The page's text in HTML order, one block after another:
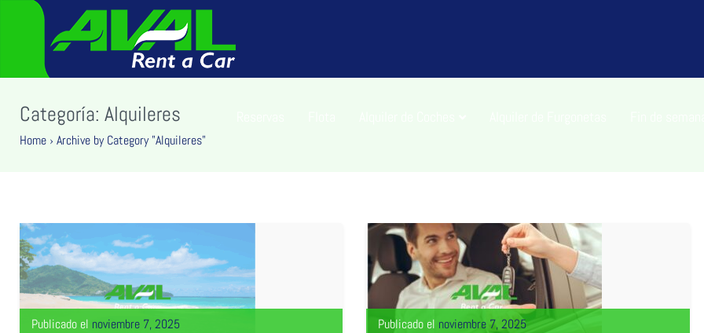
Categoría: Alquileres
Home › Archive by Category "Alquileres"
Publicado el noviembre 7, 2025 Publicado el noviembre 7, 2025